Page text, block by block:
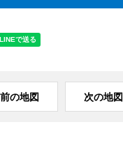
前の地図 次の地図